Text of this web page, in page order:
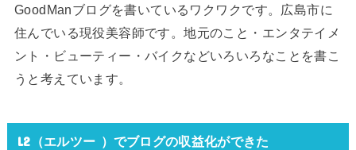
GoodManブログを書いているワクワクです。広島市に
住んでいる現役美容師です。地元のこと・エンタテイメ
ント・ビューティー・バイクなどいろいろなことを書こ
うと考えています。
L2（エルツー ）でブログの収益化ができた